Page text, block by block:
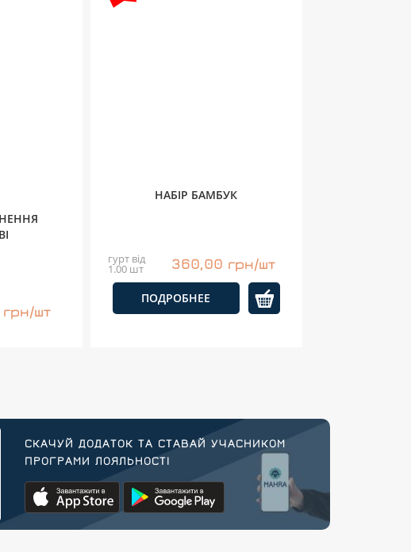
шт
НАБІР БАМБУК
гурт від
1.00 шт 360,00 грн/шт
ПОДРОБНЕЕ
СКАЧУЙ ДОДАТОК ТА СТАВАЙ УЧАСНИКОМ
ПРОГРАМИ ЛОЯЛЬНОСТІ